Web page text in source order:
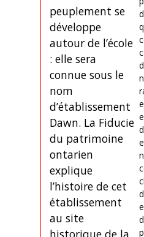
peuplement se
développe
autour de l’école
: elle sera
connue sous le
nom
d’établissement
Dawn. La Fiducie
du patrimoine
ontarien
explique
l’histoire de cet
établissement
au site
historique de la